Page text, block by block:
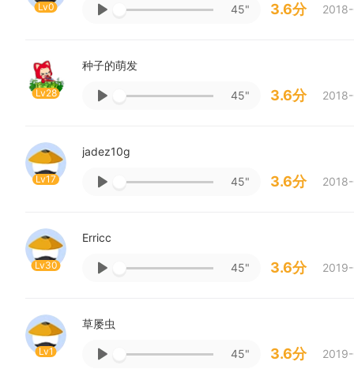
Lv0 45" 3.6分
Lv28
种子的萌发
45" 3.6分
Lv17
jadez10g
45" 3.6分
Lv30
Erricc
45" 3.6分
Lv1
草屡虫
45" 3.6分